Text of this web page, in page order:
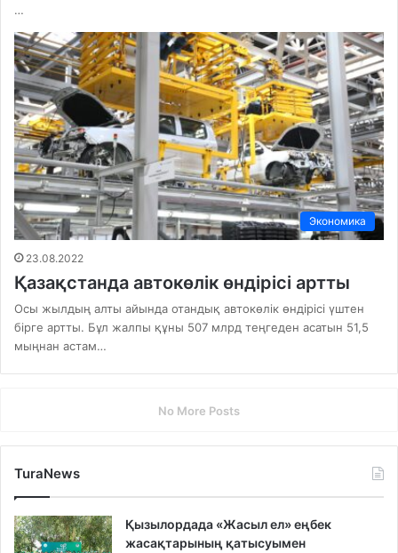
…
Экономика
23.08.2022
Қазақстанда автокөлік өндірісі артты
Осы жылдың алты айында отандық автокөлік өндірісі үштен
бірге артты. Бұл жалпы құны 507 млрд теңгеден асатын 51,5
мыңнан астам…
No More Posts
TuraNews
Қызылордада «Жасыл ел» еңбек
жасақтарының қатысуымен